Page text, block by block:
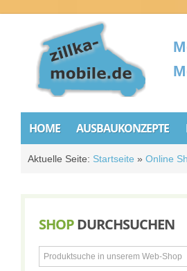
HOME AUSBAUKONZEPTE
Aktuelle Seite: Startseite » Online
SHOPDURCHSUCHEN